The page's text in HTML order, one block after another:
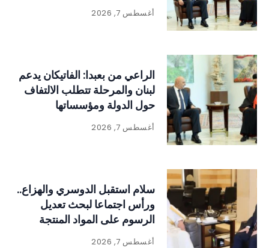
أغسطس 7, 2026
الراعي من بعبدا: الفاتيكان يدعم
لبنان والمرحلة تتطلب الالتفاف
حول الدولة ومؤسساتها
أغسطس 7, 2026
سلام استقبل الدوسري والهزاع..
ورأس اجتماعا لبحث تعديل
الرسوم على المواد المنتجة
للنفايات
أغسطس 7, 2026